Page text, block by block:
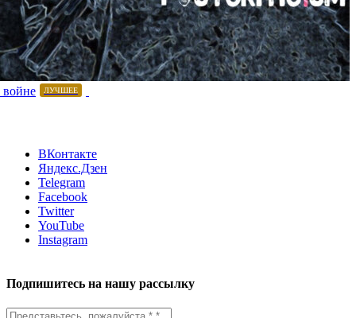
ЛУЧШЕЕ
ВКонтакте
Яндекс.Дзен
Telegram
Facebook
Twitter
YouTube
Instagram
Подпишитесь на нашу рассылку